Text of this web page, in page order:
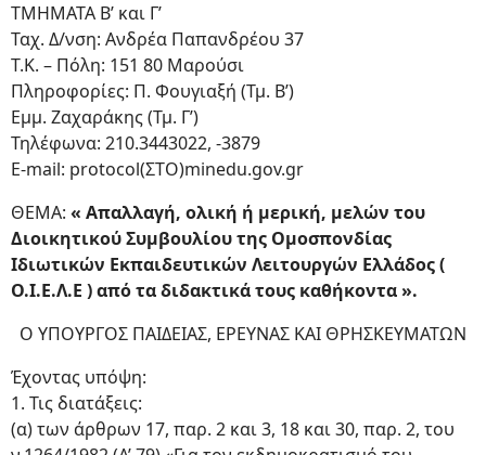
ΤΜΗΜΑΤΑ Β’ και Γ’
Ταχ. Δ/νση: Ανδρέα Παπανδρέου 37
Τ.Κ. – Πόλη: 151 80 Μαρούσι
Πληροφορίες: Π. Φουγιαξή (Τμ. Β’)
Εμμ. Ζαχαράκης (Τμ. Γ’)
Τηλέφωνα: 210.3443022, -3879
E-mail: protocol(ΣΤΟ)minedu.gov.gr
ΘΕΜΑ: « Απαλλαγή, ολική ή μερική, μελών του
Διοικητικού Συμβουλίου της Ομοσπονδίας
Ιδιωτικών Εκπαιδευτικών Λειτουργών Ελλάδος (
Ο.Ι.Ε.Λ.Ε ) από τα διδακτικά τους καθήκοντα ».
Ο ΥΠΟΥΡΓΟΣ ΠΑΙΔΕΙΑΣ, ΕΡΕΥΝΑΣ ΚΑΙ ΘΡΗΣΚΕΥΜΑΤΩΝ
Έχοντας υπόψη:
1. Τις διατάξεις:
(α) των άρθρων 17, παρ. 2 και 3, 18 και 30, παρ. 2, του